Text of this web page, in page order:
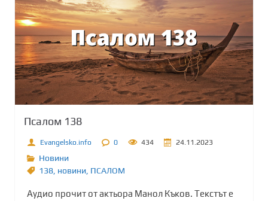
Псалом 138
Evangelsko.info 0 434 24.11.2023
Новини
138, новини, ПСАЛОМ
Аудио прочит от актьора Манол Къков. Текстът е